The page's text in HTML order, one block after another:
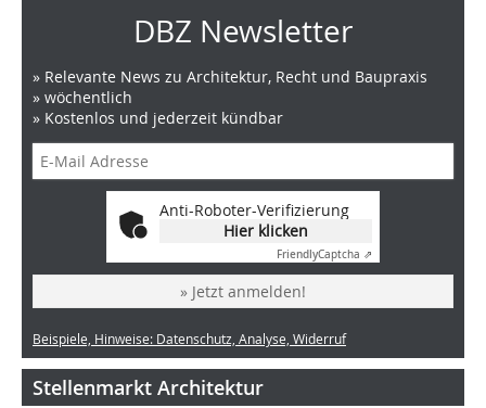
DBZ Newsletter
» Relevante News zu Architektur, Recht und Baupraxis
» wöchentlich
» Kostenlos und jederzeit kündbar
Anti-Roboter-Verifizierung
Hier klicken
FriendlyCaptcha ⇗
» Jetzt anmelden!
Beispiele, Hinweise: Datenschutz, Analyse, Widerruf
Stellenmarkt Architektur